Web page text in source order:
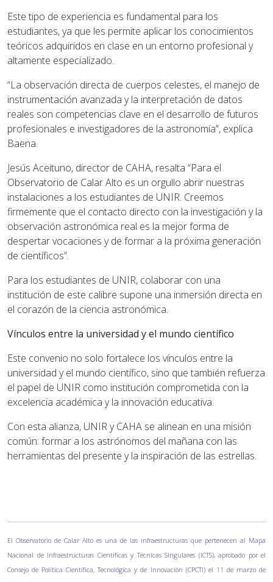
Este tipo de experiencia es fundamental para los
estudiantes, ya que les permite aplicar los conocimientos
teóricos adquiridos en clase en un entorno profesional y
altamente especializado.
“La observación directa de cuerpos celestes, el manejo de
instrumentación avanzada y la interpretación de datos
reales son competencias clave en el desarrollo de futuros
profesionales e investigadores de la astronomía”, explica
Baena.
Jesús Aceituno, director de CAHA, resalta “Para el
Observatorio de Calar Alto es un orgullo abrir nuestras
instalaciones a los estudiantes de UNIR. Creemos
firmemente que el contacto directo con la investigación y la
observación astronómica real es la mejor forma de
despertar vocaciones y de formar a la próxima generación
de científicos”.
Para los estudiantes de UNIR, colaborar con una
institución de este calibre supone una inmersión directa en
el corazón de la ciencia astronómica.
Vínculos entre la universidad y el mundo científico
Este convenio no solo fortalece los vínculos entre la
universidad y el mundo científico, sino que también refuerza
el papel de UNIR como institución comprometida con la
excelencia académica y la innovación educativa.
Con esta alianza, UNIR y CAHA se alinean en una misión
común: formar a los astrónomos del mañana con las
herramientas del presente y la inspiración de las estrellas.
El Observatorio de Calar Alto es una de las infraestructuras que pertenecen al Mapa
Nacional de Infraestructuras Científicas y Técnicas SIngulares (ICTS), aprobado por el
Consejo de Política Científica, Tecnológica y de Innovación (CPCTI) el 11 de marzo de